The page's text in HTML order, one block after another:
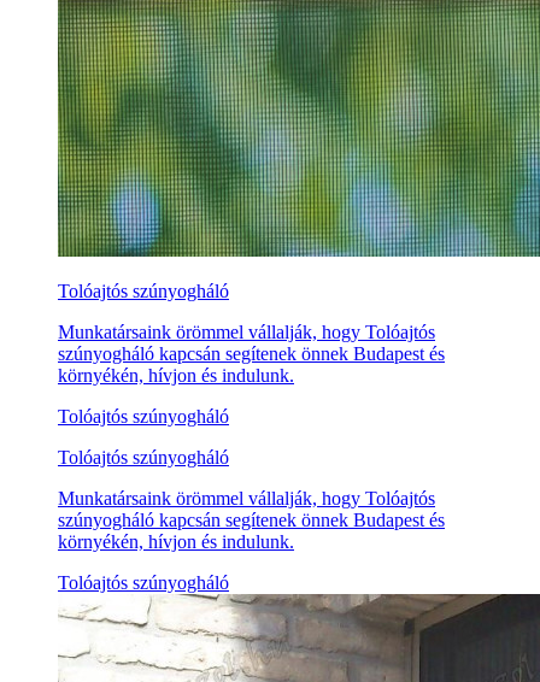
Tolóajtós szúnyogháló
Munkatársaink örömmel vállalják, hogy Tolóajtós
szúnyogháló kapcsán segítenek önnek Budapest és
környékén, hívjon és indulunk.
Tolóajtós szúnyogháló
Tolóajtós szúnyogháló
Munkatársaink örömmel vállalják, hogy Tolóajtós
szúnyogháló kapcsán segítenek önnek Budapest és
környékén, hívjon és indulunk.
Tolóajtós szúnyogháló